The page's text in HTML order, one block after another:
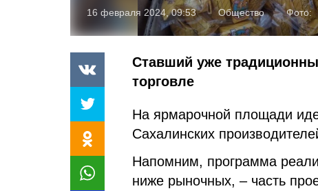
16 февраля 2024, 09:53 Общество Фото:
Ставший уже
торговле
На ярмарочной площади
Сахалинских
Напомним, программа
ниже рыночных, – часть